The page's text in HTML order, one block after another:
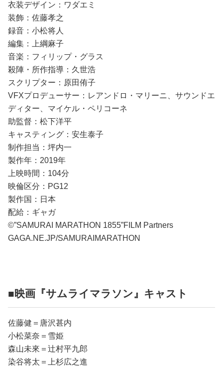
衣装デザイン：ワダエミ
装飾：佐藤孝之
録音：小松将人
編集：上綱麻子
音楽：フィリップ・グラス
殺陣・所作指導：久世浩
スクリプター：原田侑子
VFXプロデューサー：レアンドロ・マリーニ、サウンドエ
ディター、マイケル・ペリコーネ
助監督：松下洋平
キャスティング：安生泰子
制作担当：坪内一
製作年：2019年
上映時間：104分
映倫区分：PG12
製作国：日本
配給：ギャガ
©”SAMURAI MARATHON 1855”FILM Partners
GAGA.NE.JP/SAMURAIMARATHON
■映画『サムライマラソン』キャスト
佐藤健＝唐沢甚内
小松菜奈＝雪姫
森山未來＝辻村平九郎
染谷将太＝上杉広之進